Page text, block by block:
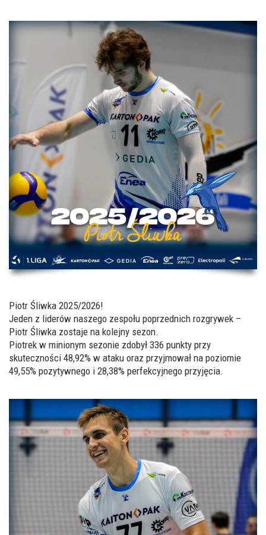
Piotr Śliwka 2025/2026!
Jeden z liderów naszego zespołu poprzednich rozgrywek –
Piotr Śliwka zostaje na kolejny sezon.
Piotrek w minionym sezonie zdobył 336 punkty przy
skuteczności 48,92% w ataku oraz przyjmował na poziomie
49,55% pozytywnego i 28,38% perfekcyjnego przyjęcia.